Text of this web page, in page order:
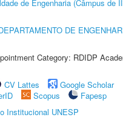
de Engenharia (Câmpus de
DE
Category: RDIDP
CV Lattes
Google Scholar
Scopus
Fapesp
Institucional UNESP